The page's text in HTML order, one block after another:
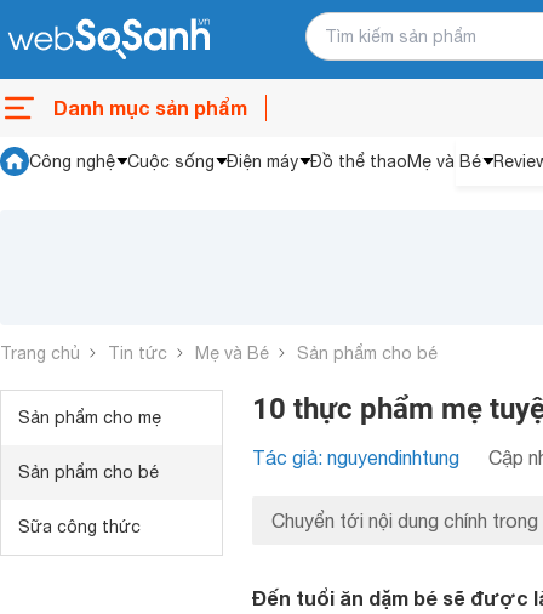
Danh mục sản phẩm
Công nghệ Cuộc sống Điện máy Đồ thể thaoMẹ và Bé
Trang chủ Tin tức Mẹ và Bé Sản phẩm cho bé
Sản phẩm cho mẹ
Sản phẩm cho bé
Sữa công thức
10 thực phẩm mẹ
Tác giả: nguyendinhtung Cập
Chuyển tới nội dung chính trong
Đến tuổi ăn dặm bé sẽ được